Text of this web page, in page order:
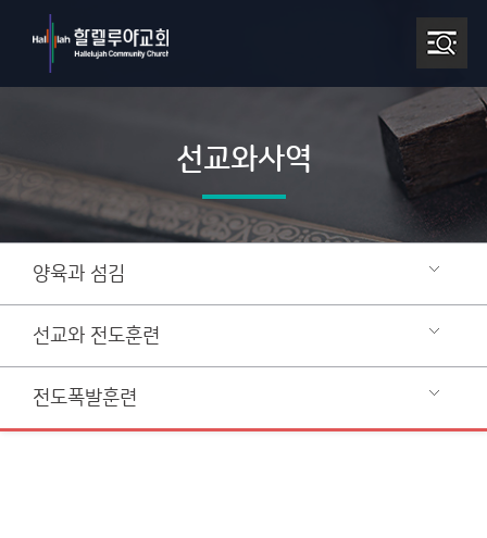
선교와사역
양육과 섬김
선교와 전도훈련
전도폭발훈련